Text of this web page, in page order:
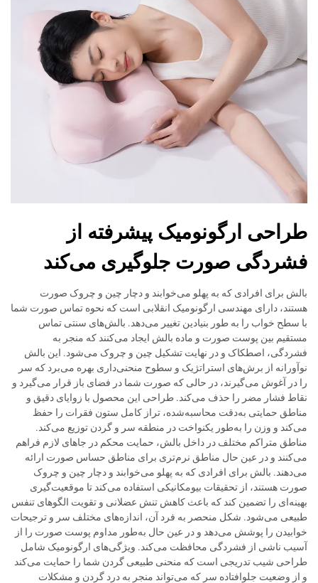
طراحی ارگونومیک پیشرفته از
فشردگی صورت جلوگیری می‌کند
بالش برای افرادی که به پهلو می‌خوابند و دچار چین و چروک صورت
هستند، دارای مهندسی ارگونومیک انقلابی است که نحوه تماس صورت شما
با سطح خواب را به طور بنیادین تغییر می‌دهد. بالش‌های سنتی تماس
مستقیم بین پوست صورت و ماده بالش ایجاد می‌کنند که منجر به
فشردگی، اصطکاک و در نهایت تشکیل چین و چروک می‌شود. این بالش
نوآورانه از برش‌های استراتژیک و سطوح منحنی‌داری بهره می‌برد که سر
را در آغوش می‌گیرند، در حالی که صورت شما در فضای باز قرار می‌گیرد و
نقاط فشار مضر را حذف می‌کند. طراحی این محصول با زوایای دقیق و
مناطق حمایتی به‌دقت محاسبه‌شده، تراز کامل ستون فقرات را حفظ
می‌کند و وزن را به‌طور یکنواخت در منطقه سر و گردن توزیع می‌کند.
مناطق متراکم مختلف در داخل بالش، حمایت محکم در جاهای لازم فراهم
می‌کنند و در عین حال مناطق نرم‌تری برای مناطق حساس صورت ارائه
می‌دهند. بالش برای افرادی که به پهلو می‌خوابند و دچار چین و چروک
صورت هستند، از تحقیقات بیومکانیکی استفاده می‌کند تا موقعیت‌گیری
بهینه‌ای را تضمین کند که باعث کاهش تنش عضلانی و تقویت الگوهای تنفس
طبیعی می‌شود. شکل منحصر به فرد آن، اندازه‌های مختلف سر و ترجیحات
خوابیدن را پوشش می‌دهد و در عین حال به‌طور مداوم پوست صورت را از
آسیب ناشی از فشردگی محافظت می‌کند. ویژگی‌های ارگونومیک شامل
طراحی شیب تدریجی است که منحنی طبیعی گردن شما را حمایت می‌کند
و از وضعیت جلوافتاده سر که می‌تواند منجر به درد گردن و مشکلات